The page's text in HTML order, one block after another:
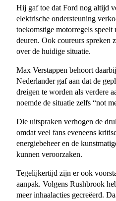
Hij gaf toe dat Ford nog altijd
elektrische ondersteuning
toekomstige motorregels speelt
deuren. Ook coureurs spreken
over de huidige situatie.
Max Verstappen behoort
Nederlander gaf aan dat de
dreigen te worden als verdere
noemde de situatie zelfs “not
Die uitspraken verhogen de
omdat veel fans eveneens
energiebeheer en de
kunnen veroorzaken.
Tegelijkertijd zijn er ook
aanpak. Volgens Rushbrook
meer inhaalacties gecreëerd.